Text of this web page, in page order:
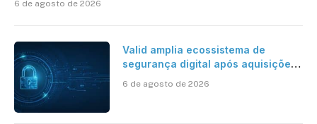
6 de agosto de 2026
Valid amplia ecossistema de
segurança digital após aquisições
6 de agosto de 2026